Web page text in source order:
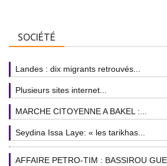
SOCIÉTÉ
Landes : dix migrants retrouvés...
Plusieurs sites internet...
MARCHE CITOYENNE A BAKEL :...
Seydina Issa Laye: « les tarikhas...
AFFAIRE PETRO-TIM : BASSIROU